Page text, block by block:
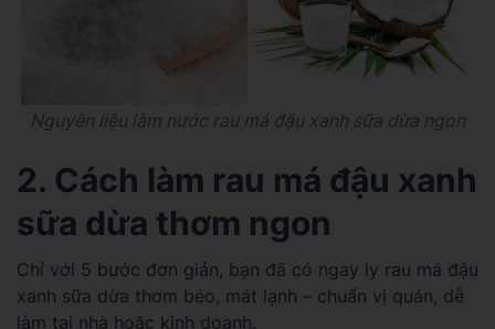
Nguyên liệu làm nước rau má đậu xanh sữa dừa ngon
2. Cách làm rau má đậu xanh
sữa dừa thơm ngon
Chỉ với 5 bước đơn giản, bạn đã có ngay ly rau má đậu
xanh sữa dừa thơm béo, mát lạnh – chuẩn vị quán, dễ
làm tại nhà hoặc kinh doanh.